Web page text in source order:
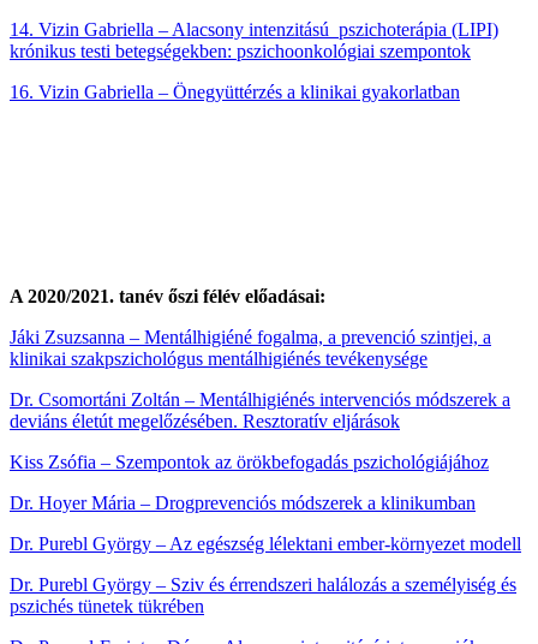
14. Vizin Gabriella – Alacsony intenzitású pszichoterápia (LIPI)
krónikus testi betegségekben: pszichoonkológiai szempontok
16. Vizin Gabriella – Önegyüttérzés a klinikai gyakorlatban
A 2020/2021. tanév őszi félév előadásai:
Jáki Zsuzsanna – Mentálhigiéné fogalma, a prevenció szintjei, a
klinikai szakpszichológus mentálhigiénés tevékenysége
Dr. Csomortáni Zoltán – Mentálhigiénés intervenciós módszerek a
deviáns életút megelőzésében. Resztoratív eljárások
Kiss Zsófia – Szempontok az örökbefogadás pszichológiájához
Dr. Hoyer Mária – Drogprevenciós módszerek a klinikumban
Dr. Purebl György – Az egészség lélektani ember-környezet modell
Dr. Purebl György – Sziv és érrendszeri halálozás a személyiség és
pszichés tünetek tükrében